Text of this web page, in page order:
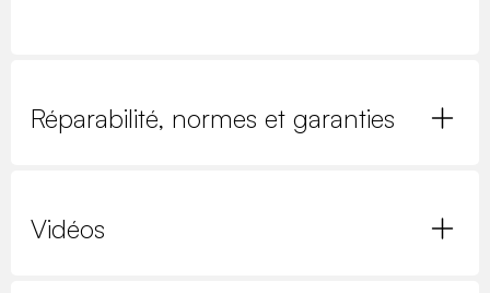
Réparabilité, normes et garanties
Vidéos